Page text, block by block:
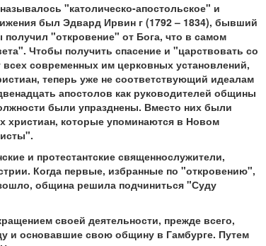
"католическо-апостольское" и
был Эдвард Ирвин г (1792 – 1834), бывший
"откровение" от Бога, что в самом
Чтобы получить спасение и "царствовать со
современных им церковных установлений,
теперь уже не соответствующий идеалам
апостолов как руководителей общины
были упразднены. Вместо них были
христиан, которые упоминаются в Новом
и протестантские священнослужители,
Когда первые, избранные по "откровению",
община решила подчиниться "Суду
своей деятельности, прежде всего,
и основавшие свою общину в Гамбурге. Путем